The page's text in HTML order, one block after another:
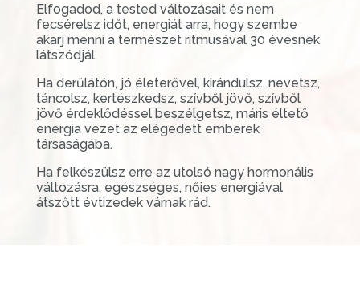
Elfogadod, a tested változásait és nem
fecsérelsz időt, energiát arra, hogy szembe
akarj menni a természet ritmusával 30 évesnek
látszódjál.
Ha derűlátón, jó életerővel, kirándulsz, nevetsz,
táncolsz, kertészkedsz, szívből jövő, szívből
jövő érdeklődéssel beszélgetsz, máris éltető
energia vezet az elégedett emberek
társaságába.
Ha felkészülsz erre az utolsó nagy hormonális
változásra, egészséges, nőies energiával
átszőtt évtizedek várnak rád.